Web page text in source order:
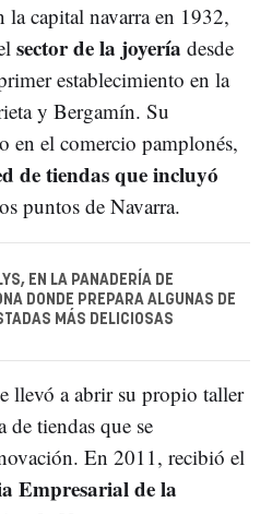
capital navarra en 1932,
sector de la joyería desde
establecimiento en la
y Bergamín. Su
en el comercio pamplonés,
de tiendas que incluyó
puntos de Navarra.
EN LA PANADERÍA DE
DONDE PREPARA ALGUNAS DE
MÁS DELICIOSAS
llevó a abrir su propio taller
de tiendas que se
En 2011, recibió el
Empresarial de la